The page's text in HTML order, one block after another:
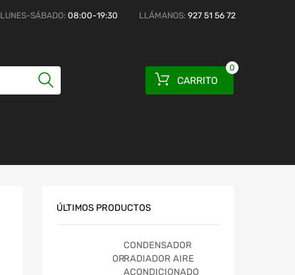
LUNES-SÁBADO: 08:00-19:30 LLÁMANOS: 927 51 56 72
CARRITO
0
ÚLTIMOS PRODUCTOS
CONDENSADOR
RADIADOR AIRE
ACONDICIONADO